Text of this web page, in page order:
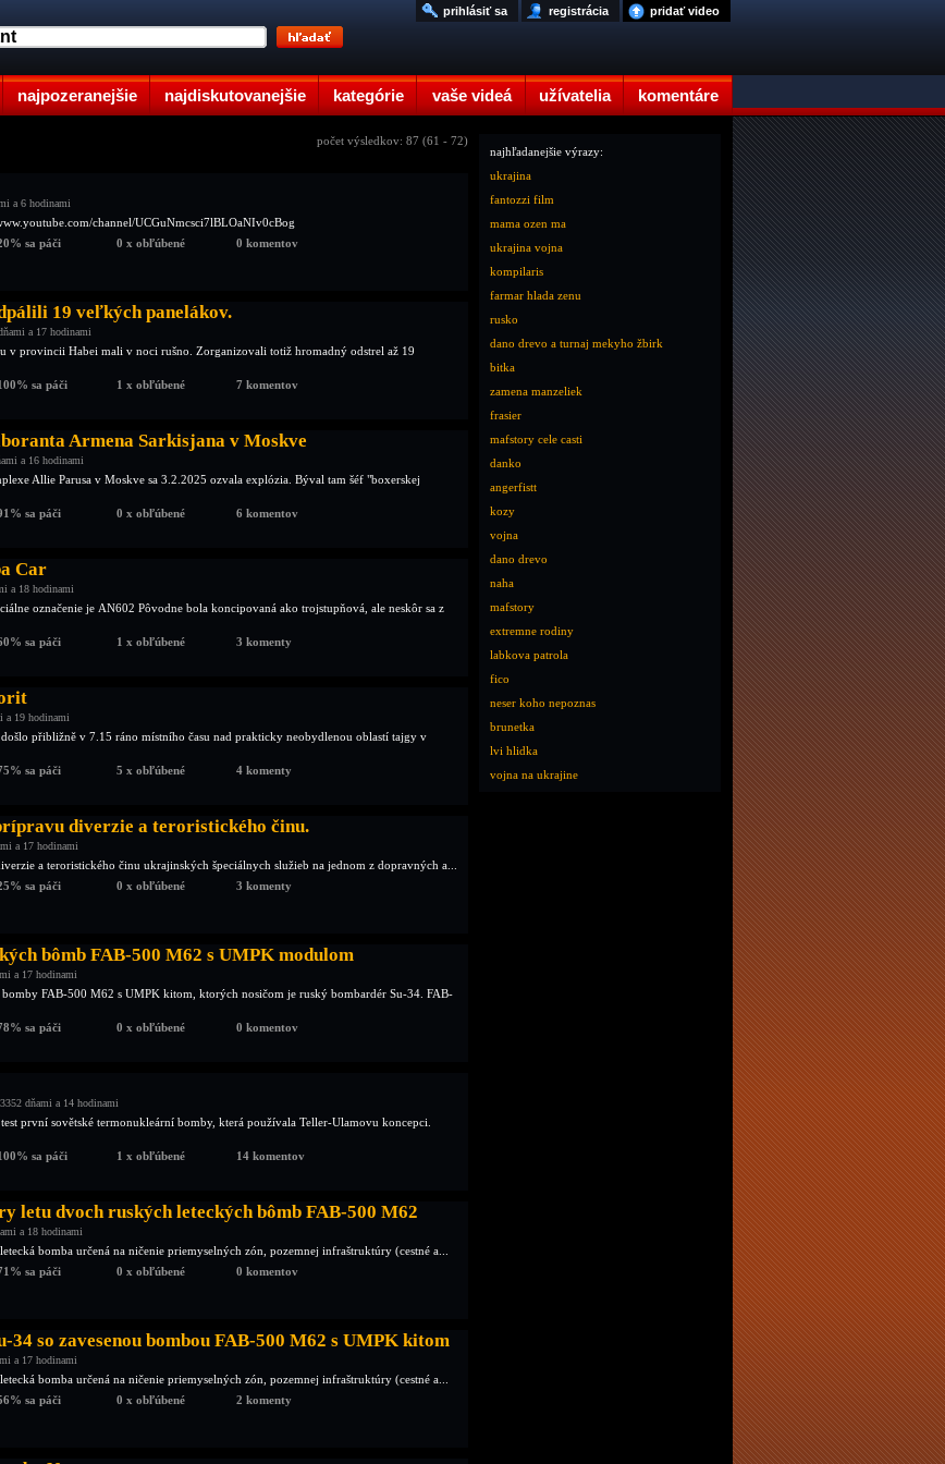
najpozeranejšie najdiskutovanejšie kategórie vaše videá užívatelia komentáre
pridať video
registrácia
prihlásiť sa
počet výsledkov: 87 (61 - 72)
a 6 hodinami
channel/UCGuNmcsci7lBLOaNIv0cBog
sa páči 0 x obľúbené 0 komentov
19 veľkých panelákov.
a 17 hodinami
v provincii Habei mali v noci rušno. Zorganizovali totiž hromadný odstrel až 19
sa páči 1 x obľúbené 7 komentov
Armena Sarkisjana v Moskve
a 16 hodinami
Allie Parusa v Moskve sa 3.2.2025 ozvala explózia. Býval tam šéf "boxerskej
sa páči 0 x obľúbené 6 komentov
Car
a 18 hodinami
označenie je АN602 Pôvodne bola koncipovaná ako trojstupňová, ale neskôr sa z
sa páči 1 x obľúbené 3 komenty
a 19 hodinami
přibližně v 7.15 ráno místního času nad prakticky neobydlenou oblastí tajgy v
sa páči 5 x obľúbené 4 komenty
diverzie a teroristického činu.
a 17 hodinami
a teroristického činu ukrajinských špeciálnych služieb na jednom z dopravných a...
sa páči 0 x obľúbené 3 komenty
bômb FAB-500 M62 s UMPK modulom
a 17 hodinami
FAB-500 M62 s UMPK kitom, ktorých nosičom je ruský bombardér Su-34. FAB-
sa páči 0 x obľúbené 0 komentov
dňami a 14 hodinami
první sovětské termonukleární bomby, která používala Teller-Ulamovu koncepci.
sa páči 1 x obľúbené 14 komentov
letu dvoch ruských leteckých bômb FAB-500 M62
a 18 hodinami
bomba určená na ničenie priemyselných zón, pozemnej infraštruktúry (cestné a...
sa páči 0 x obľúbené 0 komentov
34 so zavesenou bombou FAB-500 M62 s UMPK kitom
a 17 hodinami
bomba určená na ničenie priemyselných zón, pozemnej infraštruktúry (cestné a...
sa páči 0 x obľúbené 2 komenty
najhľadanejšie výrazy:
ukrajina
fantozzi film
mama ozen ma
ukrajina vojna
kompilaris
farmar hlada zenu
rusko
dano drevo a turnaj mekyho žbirk
bitka
zamena manzeliek
frasier
mafstory cele casti
danko
angerfistt
kozy
vojna
dano drevo
naha
mafstory
extremne rodiny
labkova patrola
fico
neser koho nepoznas
brunetka
lvi hlidka
vojna na ukrajine